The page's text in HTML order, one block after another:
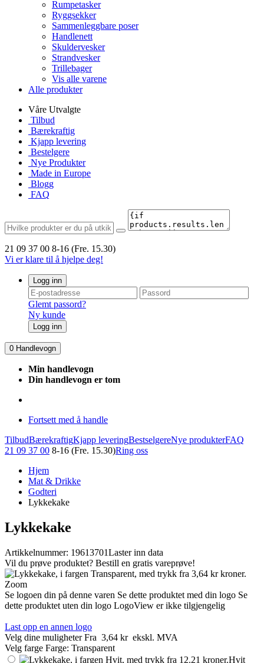
Rumpetasker
Ryggsekker
Sammenleggbare poser
Handlenett
Skuldervesker
Strandvesker
Trillebager
Vis alle varene
Alle produkter
Våre Utvalgte
Tilbud
Bærekraftig
Kjapp levering
Bestelgere
Nye Produkter
Made in Europe
Blogg
FAQ
21 09 37 00 8-16 (Fre. 15.30)
Vi er klare til å hjelpe deg!
Logg inn
Glemt passord?
Ny kunde
Logg inn
0 Handlevogn
Min handlevogn
Din handlevogn er tom
Fortsett med å handle
TilbudBærekraftigKjapp leveringBestselgereNye produkterFAQ
21 09 37 00 8-16 (Fre. 15.30)Ring oss
Hjem
Mat & Drikke
Godteri
Lykkekake
Lykkekake
Artikkelnummer: 19613701Laster inn data
Vil du prøve produktet? Bestill en gratis vareprøve!
Zoom
Se logoen din på denne varen Se dette produktet med din logo Se
dette produktet uten din logo LogoView er ikke tilgjengelig
Last opp en annen logo
Velg dine muligheter Fra 3,64 kr ekskl. MVA
Velg farge Farge: Transparent
Hvit